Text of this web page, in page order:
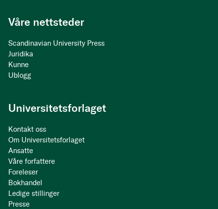
Våre nettsteder
Scandinavian University Press
Juridika
Kunne
Ublogg
Universitetsforlaget
Kontakt oss
Om Universitetsforlaget
Ansatte
Våre forfattere
Foreleser
Bokhandel
Ledige stillinger
Presse